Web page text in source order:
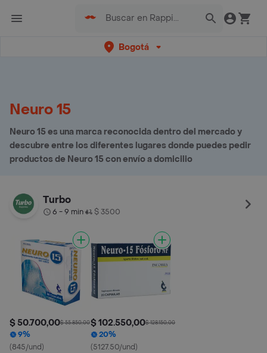
Bogotá
Neuro 15
Neuro 15 es una marca reconocida dentro del mercado y
descubre entre los diferentes lugares donde puedes pedir
productos de Neuro 15 con envío a domicilio
Turbo
6 - 9 min• $ 3500
$ 50.700,00$ 55.850,00
9%
(845/und)
$ 102.550,00$ 128.150,00
20%
(5127.50/und)